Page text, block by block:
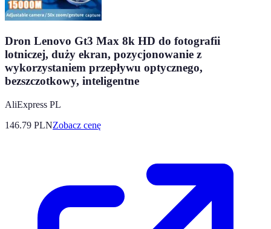
Dron Lenovo Gt3 Max 8k HD do fotografii
lotniczej, duży ekran, pozycjonowanie z
wykorzystaniem przepływu optycznego,
bezszczotkowy, inteligentne
AliExpress PL
146.79 PLNZobacz cenę